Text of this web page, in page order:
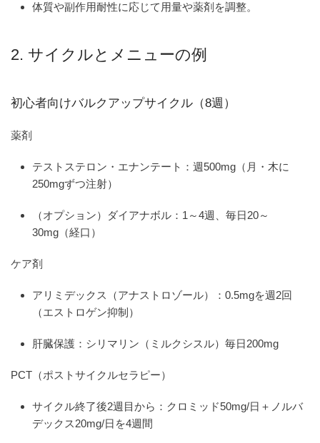
体質や副作用耐性に応じて用量や薬剤を調整。
2. サイクルとメニューの例
初心者向けバルクアップサイクル（8週）
薬剤
テストステロン・エナンテート：週500mg（月・木に
250mgずつ注射）
（オプション）ダイアナボル：1～4週、毎日20～
30mg（経口）
ケア剤
アリミデックス（アナストロゾール）：0.5mgを週2回
（エストロゲン抑制）
肝臓保護：シリマリン（ミルクシスル）毎日200mg
PCT（ポストサイクルセラピー）
サイクル終了後2週目から：クロミッド50mg/日＋ノルバ
デックス20mg/日を4週間